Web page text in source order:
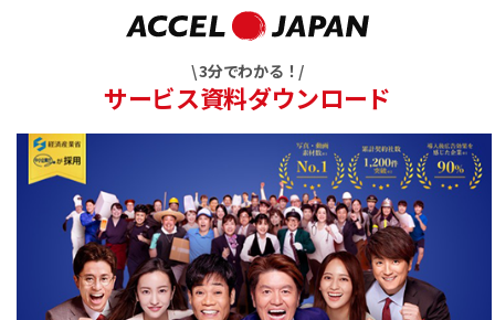
\ 3分でわかる！/
サービス資料ダウンロード